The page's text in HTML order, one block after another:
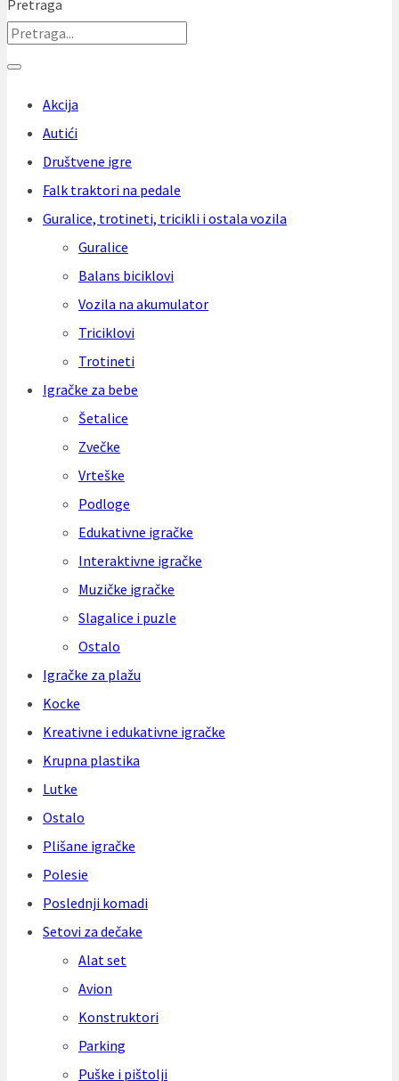
Pretraga
Akcija
Autići
Društvene igre
Falk traktori na pedale
Guralice, trotineti, tricikli i ostala vozila
Guralice
Balans biciklovi
Vozila na akumulator
Triciklovi
Trotineti
Igračke za bebe
Šetalice
Zvečke
Vrteške
Podloge
Edukativne igračke
Interaktivne igračke
Muzičke igračke
Slagalice i puzle
Ostalo
Igračke za plažu
Kocke
Kreativne i edukativne igračke
Krupna plastika
Lutke
Ostalo
Plišane igračke
Polesie
Poslednji komadi
Setovi za dečake
Alat set
Avion
Konstruktori
Parking
Puške i pištolji